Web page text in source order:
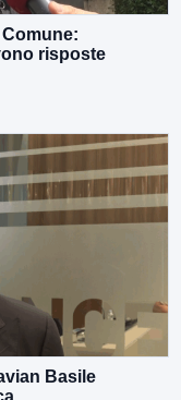
risposte
Basile